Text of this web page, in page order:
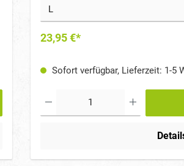
23,95 €*
Sofort verfügbar, Lieferzeit: 1-5